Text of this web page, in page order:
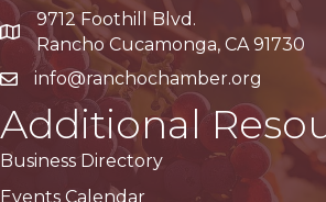
Google Maps
9712 Foothill Blvd.
Rancho Cucamonga, CA 91730
info@ranchochamber.org
Additional
Business Directory
Events Calendar